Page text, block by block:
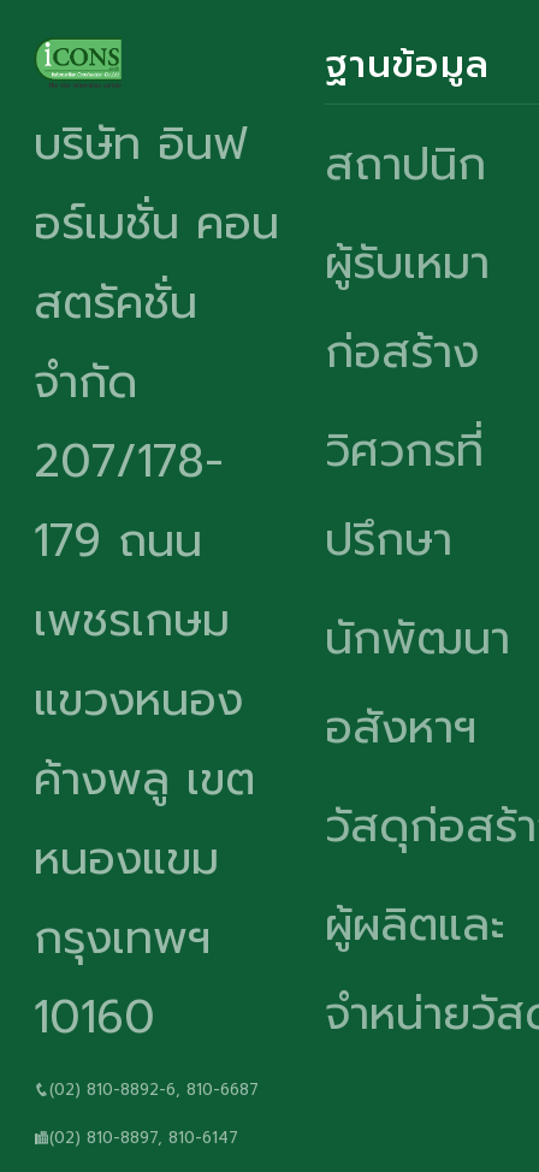
บริษัท อินฟ
อร์เมชั่น คอน
สตรัคชั่น
จำกัด
207/178-
179 ถนน
เพชรเกษม
แขวงหนอง
ค้างพลู เขต
หนองแขม
กรุงเทพฯ
10160
(02) 810-8892-6, 810-6687
(02) 810-8897, 810-6147
ฐานข้อมูล
สถาปนิก
ผู้รับเหมา
ก่อสร้าง
วิศวกรที่
ปรึกษา
นักพัฒนา
อสังหาฯ
วัสดุก่อสร้
ผู้ผลิตและ
จำหน่ายวั